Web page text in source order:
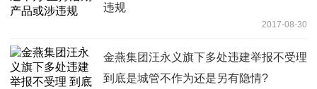
违规
2017-08-30
金燕集团汪永义旗下多处违建举报不受理
到底是城管不作为还是另有隐情?